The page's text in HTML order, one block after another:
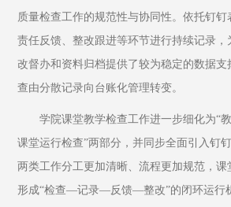
质量检查工作的规范性与协同性。依托钉钉
责任反馈、整改跟进等环节进行持续记录，
改督办和资料归档提供了较为稳定的数据支
查由分散记录向台账化管理转变。
学院课堂教学检查工作进一步细化为“
课堂运行检查”两部分，并同步全面引入钉
两类工作分工更加清晰、流程更加规范，
形成“检查—记录—反馈—整改”的闭环运行